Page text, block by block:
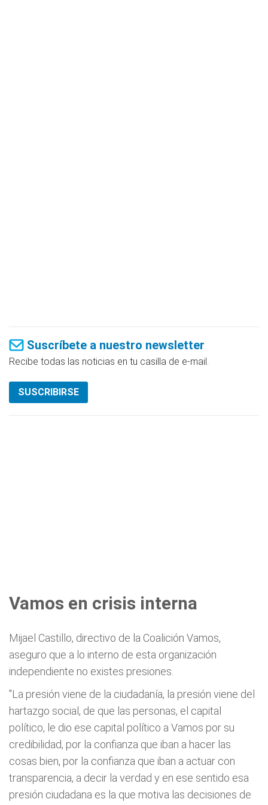
Suscríbete a nuestro newsletter
Recibe todas las noticias en tu casilla de e-mail.
SUSCRIBIRSE
Vamos en crisis interna
Mijael Castillo, directivo de la Coalición Vamos,
aseguro que a lo interno de esta organización
independiente no existes presiones.
"La presión viene de la ciudadanía, la presión viene del
hartazgo social, de que las personas, el capital
político, le dio ese capital político a Vamos por su
credibilidad, por la confianza que iban a hacer las
cosas bien, por la confianza que iban a actuar con
transparencia, a decir la verdad y en ese sentido esa
presión ciudadana es la que motiva las decisiones de